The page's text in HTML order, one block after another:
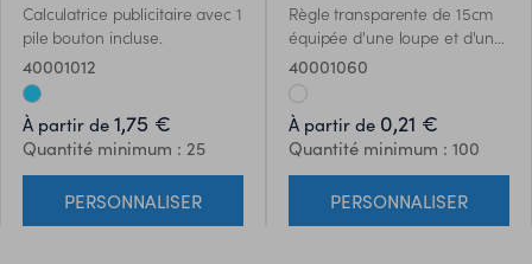
Calculatrice publicitaire avec 1
pile bouton incluse.
40001012
À partir de 1,75 €
Quantité minimum : 25
PERSONNALISER
Règle transparente de 15cm
équipée d'une loupe et d'un
rapporteur.
40001060
À partir de 0,21 €
Quantité minimum : 100
PERSONNALISER